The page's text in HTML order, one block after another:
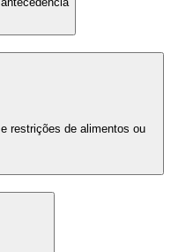
restrições de alimentos ou